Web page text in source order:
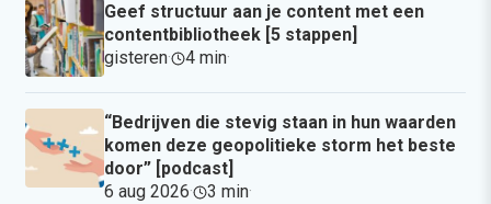
Geef structuur aan je content met een
contentbibliotheek [5 stappen]
gisteren· 4 min·
“Bedrijven die stevig staan in hun waarden
komen deze geopolitieke storm het beste
door” [podcast]
6 aug 2026· 3 min·